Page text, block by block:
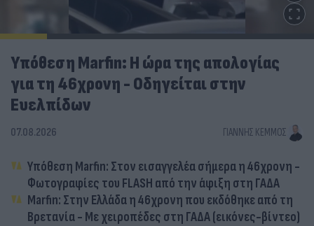
Υπόθεση Marfin: Η ώρα της απολογίας
για τη 46χρονη - Οδηγείται στην
Ευελπίδων
07.08.2026 ΓΙΆΝΝΗΣ ΚΈΜΜΟΣ
Υπόθεση Marfin: Στον εισαγγελέα σήμερα η 46χρονη -
Φωτογραφίες του FLASH από την άφιξη στη ΓΑΔΑ
Marfin: Στην Ελλάδα η 46χρονη που εκδόθηκε από τη
Βρετανία - Με χειροπέδες στη ΓΑΔΑ (εικόνες-βίντεο)